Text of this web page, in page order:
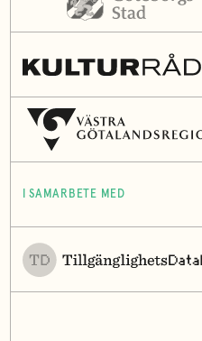
I SAMARBETE MED